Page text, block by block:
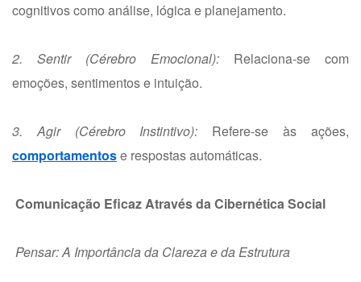
cognitivos como análise, lógica e planejamento.
2. Sentir (Cérebro Emocional): Relaciona-se com
emoções, sentimentos e intuição.
3. Agir (Cérebro Instintivo): Refere-se às ações,
comportamentose respostas automáticas.
Comunicação Eficaz Através da Cibernética Social
Pensar: A Importância da Clareza e da Estrutura